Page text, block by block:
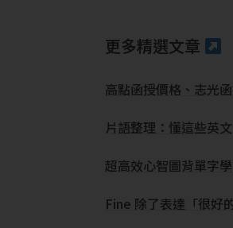
更多精選文章
高點函授價格、志光
片語整理：懂這些英
超高效心智圖背單字
Fine 除了表達「很好